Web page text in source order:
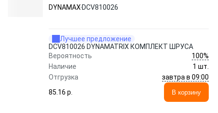
DYNAMAX DCV810026
Лучшее предложение
DCV810026 DYNAMATRIX КОМПЛЕКТ ШРУСА
Вероятность
100%
Наличие
1 шт.
Отгрузка
завтра в 09:00
85.16 p.
В корзину